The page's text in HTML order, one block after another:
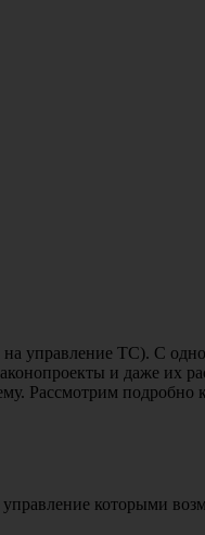
управление ТС). С
и даже их
Рассмотрим подробно
которыми